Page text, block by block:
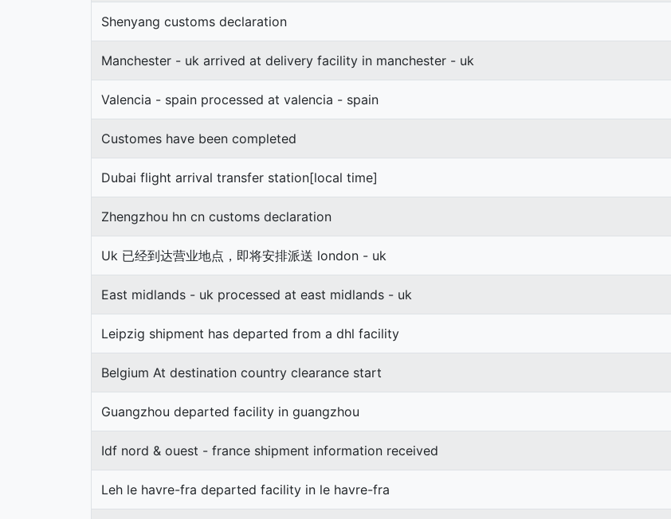
Shenyang customs declaration
Manchester - uk arrived at delivery facility in manchester - uk
Valencia - spain processed at valencia - spain
Customes have been completed
Dubai flight arrival transfer station[local time]
Zhengzhou hn cn customs declaration
Uk 已经到达营业地点，即将安排派送 london - uk
East midlands - uk processed at east midlands - uk
Leipzig shipment has departed from a dhl facility
Belgium At destination country clearance start
Guangzhou departed facility in guangzhou
Idf nord & ouest - france shipment information received
Leh le havre-fra departed facility in le havre-fra